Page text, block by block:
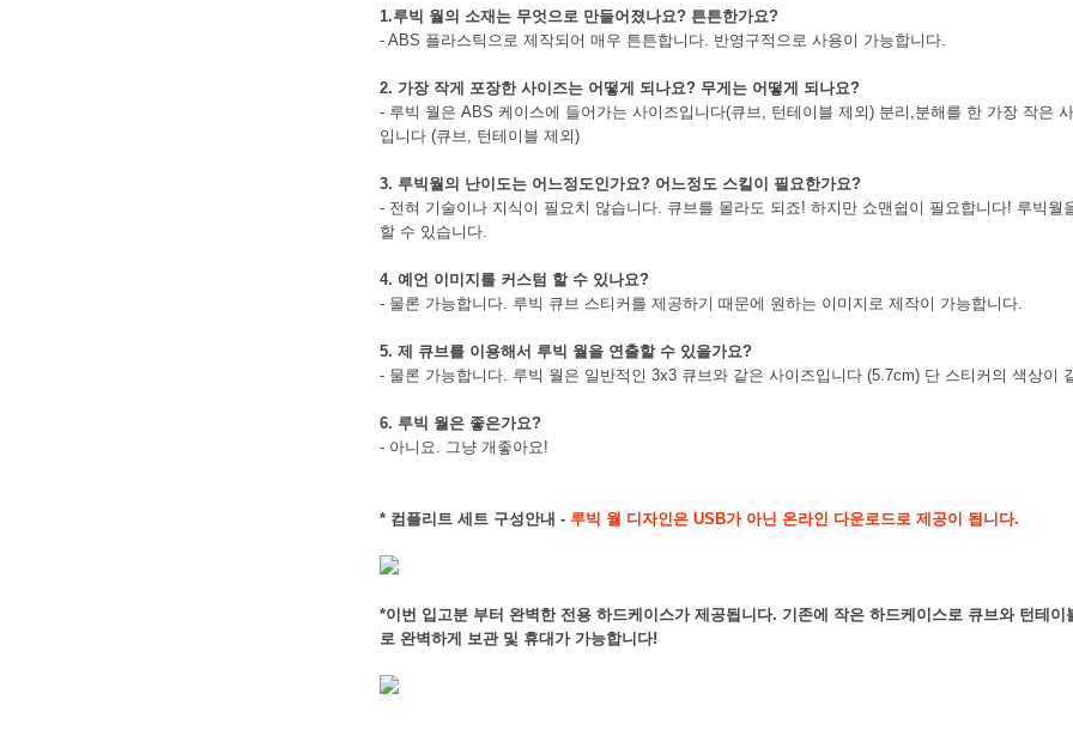
1.루빅 월의 소재는 무엇으로 만들어졌나요? 튼튼한가요?
- ABS 플라스틱으로 제작되어 매우 튼튼합니다. 반영구적으로 사용이 가능합니다.
2. 가장 작게 포장한 사이즈는 어떻게 되나요? 무게는 어떻게 되나요?
- 루빅 월은 ABS 케이스에 들어가는 사이즈입니다(큐브, 턴테이블 제외) 분리,분해를 한 가장 작은
입니다 (큐브, 턴테이블 제외)
3. 루빅월의 난이도는 어느정도인가요? 어느정도 스킬이 필요한가요?
- 전혀 기술이나 지식이 필요치 않습니다. 큐브를 몰라도 되죠! 하지만 쇼맨쉽이 필요합니다! 루빅
할 수 있습니다.
4. 예언 이미지를 커스텀 할 수 있나요?
- 물론 가능합니다. 루빅 큐브 스티커를 제공하기 때문에 원하는 이미지로 제작이 가능합니다.
5. 제 큐브를 이용해서 루빅 월을 연출할 수 있을가요?
- 물론 가능합니다. 루빅 월은 일반적인 3x3 큐브와 같은 사이즈입니다 (5.7cm) 단 스티커의 색상이
6. 루빅 월은 좋은가요?
- 아니요. 그냥 개좋아요!
* 컴플리트 세트 구성안내 - 루빅 월 디자인은 USB가 아닌 온라인 다운로드로 제공이 됩니다.
*이번 입고분 부터 완벽한 전용 하드케이스가 제공됩니다. 기존에 작은 하드케이스로 큐브와 턴테
로 완벽하게 보관 및 휴대가 가능합니다!